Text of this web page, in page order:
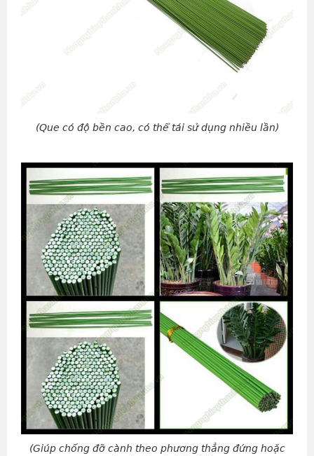
(Que có độ bền cao, có thể tái sử dụng nhiều lần)
(Giúp chống đỡ cành theo phương thẳng đứng hoặc